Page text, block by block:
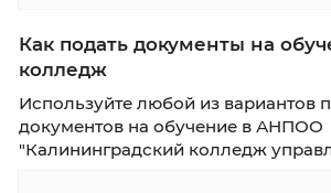
Информация абитуриенту
•Сроки обучения